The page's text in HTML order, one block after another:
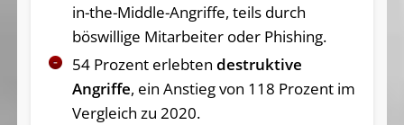
in-the-Middle-Angriffe, teils durch
böswillige Mitarbeiter oder Phishing.
54 Prozent erlebten destruktive
Angriffe, ein Anstieg von 118 Prozent im
Vergleich zu 2020.